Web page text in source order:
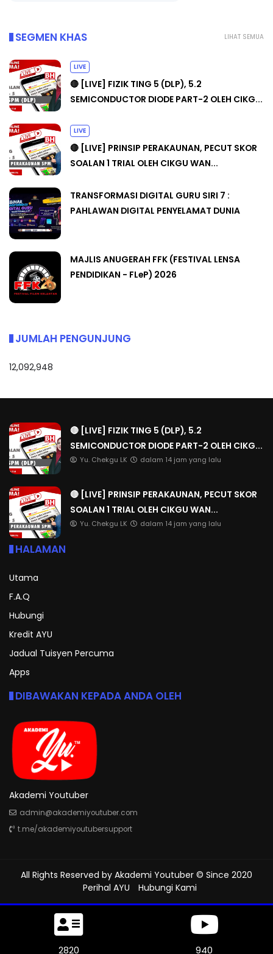
LIHAT SEMUA
SEGMEN KHAS
LIVE
🔴 [LIVE] FIZIK TING 5 (DLP), 5.2
SEMICONDUCTOR DIODE PART-2 OLEH CIKG...
LIVE
🔴 [LIVE] PRINSIP PERAKAUNAN, PECUT SKOR
SOALAN 1 TRIAL OLEH CIKGU WAN...
TRANSFORMASI DIGITAL GURU SIRI 7 :
PAHLAWAN DIGITAL PENYELAMAT DUNIA
MAJLIS ANUGERAH FFK (FESTIVAL LENSA
PENDIDIKAN - FLeP) 2026
JUMLAH PENGUNJUNG
12,092,948
🔴 [LIVE] FIZIK TING 5 (DLP), 5.2
SEMICONDUCTOR DIODE PART-2 OLEH CIKG...
Yu. Chekgu LK dalam 14 jam yang lalu
🔴 [LIVE] PRINSIP PERAKAUNAN, PECUT SKOR
SOALAN 1 TRIAL OLEH CIKGU WAN...
Yu. Chekgu LK dalam 14 jam yang lalu
HALAMAN
Utama
F.A.Q
Hubungi
Kredit AYU
Jadual Tuisyen Percuma
Apps
DIBAWAKAN KEPADA ANDA OLEH
Akademi Youtuber
admin@akademiyoutuber.com
t.me/akademiyoutubersupport
All Rights Reserved by Akademi Youtuber © Since 2020
Perihal AYU
Hubungi Kami
3174 1058